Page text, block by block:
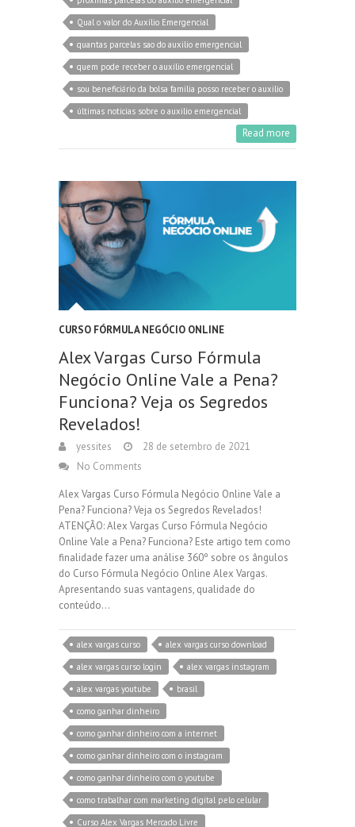
Qual o valor do Auxílio Emergencial
quantas parcelas sao do auxilio emergencial
quem pode receber o auxílio emergencial
sou beneficiário da bolsa familia posso receber o auxilio
últimas noticias sobre o auxilio emergencial
Read more
CURSO FÓRMULA NEGÓCIO ONLINE
Alex Vargas Curso Fórmula
Negócio Online Vale a Pena?
Funciona? Veja os Segredos
Revelados!
yessites
28 de setembro de 2021
No Comments
Alex Vargas Curso Fórmula Negócio Online Vale a
Pena? Funciona? Veja os Segredos Revelados!
ATENÇÃO: Alex Vargas Curso Fórmula Negócio
Online Vale a Pena? Funciona? Este artigo tem como
finalidade fazer uma análise 360º sobre os ângulos
do Curso Fórmula Negócio Online Alex Vargas.
Apresentando suas vantagens, qualidade do
conteúdo…
alex vargas curso
alex vargas curso download
alex vargas curso login
alex vargas instagram
alex vargas youtube
brasil
como ganhar dinheiro
como ganhar dinheiro com a internet
como ganhar dinheiro com o instagram
como ganhar dinheiro com o youtube
como trabalhar com marketing digital pelo celular
Curso Alex Vargas Mercado Livre